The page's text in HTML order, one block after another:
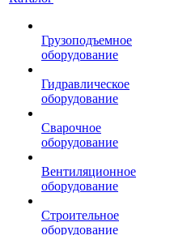
Грузоподъемное
оборудование
Гидравлическое
оборудование
Сварочное
оборудование
Вентиляционное
оборудование
Строительное
оборудование